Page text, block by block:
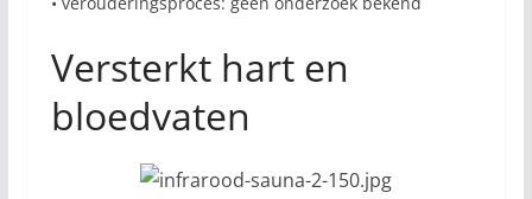
Versterkt hart en
bloedvaten